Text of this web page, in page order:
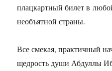
плацкартный билет в
необъятной страны.
Все смекая, практичный
щедрость души Абдуллы